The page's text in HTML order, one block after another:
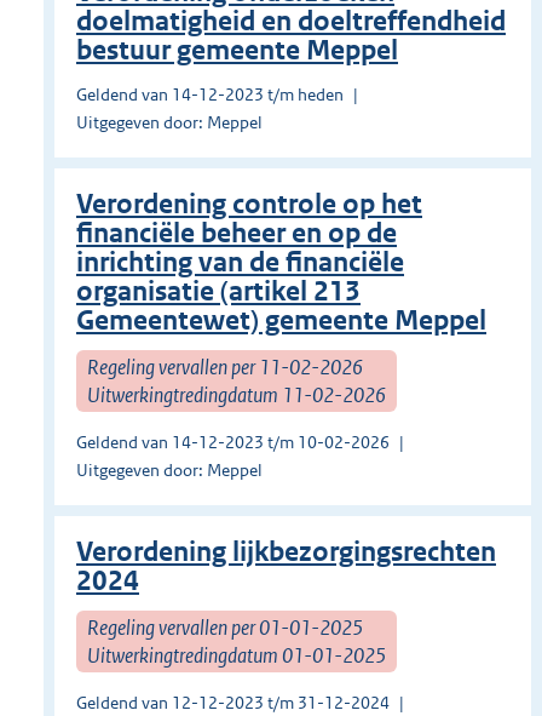
doelmatigheid en doeltreffendheid
bestuur gemeente Meppel
Geldend van 14-12-2023 t/m heden
Uitgegeven door: Meppel
Verordening controle op het
financiële beheer en op de
inrichting van de financiële
organisatie (artikel 213
Gemeentewet) gemeente Meppel
Regeling vervallen per 11-02-2026
Uitwerkingtredingdatum 11-02-2026
Geldend van 14-12-2023 t/m 10-02-2026
Uitgegeven door: Meppel
Verordening lijkbezorgingsrechten
2024
Regeling vervallen per 01-01-2025
Uitwerkingtredingdatum 01-01-2025
Geldend van 12-12-2023 t/m 31-12-2024